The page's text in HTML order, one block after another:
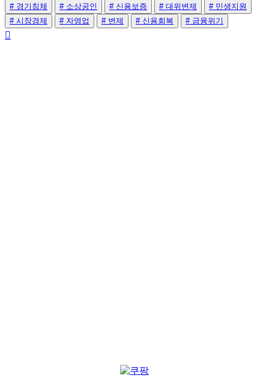
# 경기침체 # 소상공인 # 신용보증 # 대위변제
# 민생지원
# 시장경제
# 자영업 # 변제 # 신용회복 # 금융위기